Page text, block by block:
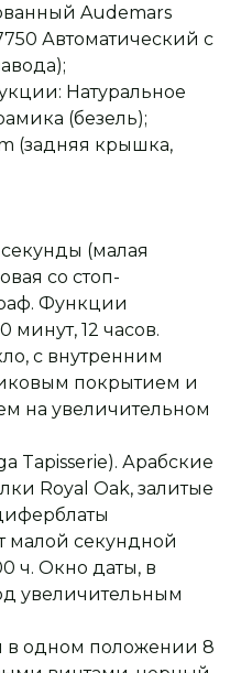
Audemars
Автоматический с
Натуральное
(безель);
(задняя крышка,
(малая
со стоп-
Функции
минут, 12 часов.
с внутренним
покрытием и
на увеличительном
Tapisserie). Арабские
Royal Oak, залитые
малой секундной
ч. Окно даты, в
увеличительным
в одном положении 8
все вопросы